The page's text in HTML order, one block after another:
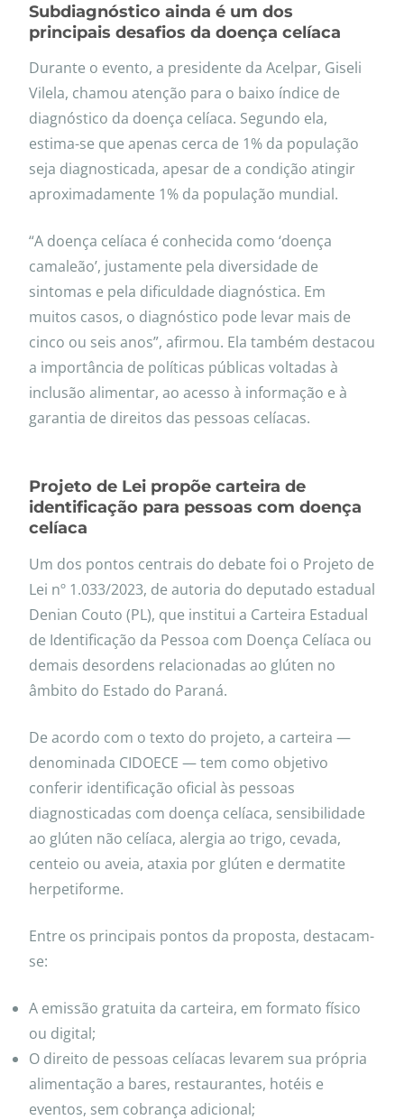
Subdiagnóstico ainda é um dos
principais desafios da doença celíaca
Durante o evento, a presidente da Acelpar, Giseli
Vilela, chamou atenção para o baixo índice de
diagnóstico da doença celíaca. Segundo ela,
estima-se que apenas cerca de 1% da população
seja diagnosticada, apesar de a condição atingir
aproximadamente 1% da população mundial.
“A doença celíaca é conhecida como ‘doença
camaleão’, justamente pela diversidade de
sintomas e pela dificuldade diagnóstica. Em
muitos casos, o diagnóstico pode levar mais de
cinco ou seis anos”, afirmou. Ela também destacou
a importância de políticas públicas voltadas à
inclusão alimentar, ao acesso à informação e à
garantia de direitos das pessoas celíacas.
Projeto de Lei propõe carteira de
identificação para pessoas com doença
celíaca
Um dos pontos centrais do debate foi o Projeto de
Lei nº 1.033/2023, de autoria do deputado estadual
Denian Couto (PL), que institui a Carteira Estadual
de Identificação da Pessoa com Doença Celíaca ou
demais desordens relacionadas ao glúten no
âmbito do Estado do Paraná.
De acordo com o texto do projeto, a carteira —
denominada CIDOECE — tem como objetivo
conferir identificação oficial às pessoas
diagnosticadas com doença celíaca, sensibilidade
ao glúten não celíaca, alergia ao trigo, cevada,
centeio ou aveia, ataxia por glúten e dermatite
herpetiforme.
Entre os principais pontos da proposta, destacam-
se:
A emissão gratuita da carteira, em formato físico
ou digital;
O direito de pessoas celíacas levarem sua própria
alimentação a bares, restaurantes, hotéis e
eventos, sem cobrança adicional;